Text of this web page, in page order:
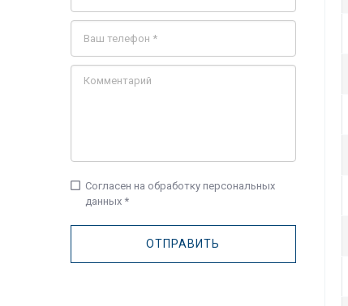
check_box_outline_blank Согласен на обработку персональных
данных *